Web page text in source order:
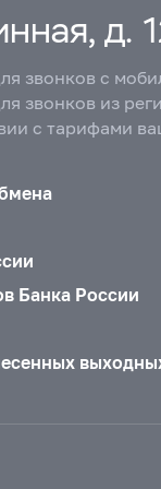
д.
звонков с
звонков из
с тарифами
Банка России